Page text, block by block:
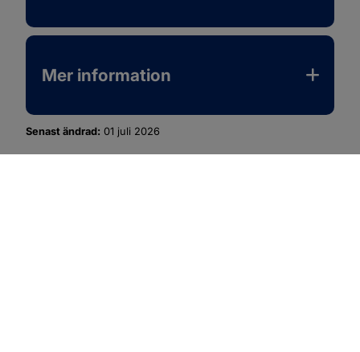
Mer information
Senast ändrad: 01 juli 2026